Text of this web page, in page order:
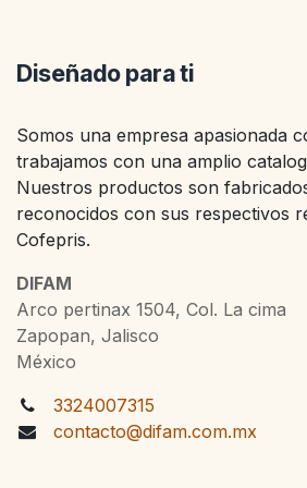
Diseñado para ti
Somos una empresa apasionada
trabajamos con una amplio
Nuestros productos son
reconocidos con sus respectivos
Cofepris.
DIFAM
Arco pertinax 1504, Col. La cima
Zapopan, Jalisco
México
3324007315
contacto@difam.com.mx